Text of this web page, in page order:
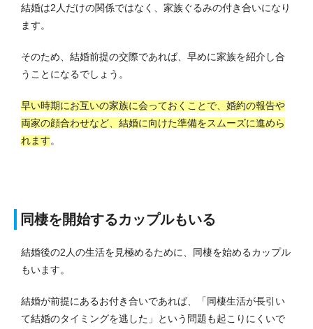
結婚は2人だけの関係ではなく、家族ぐるみの付き合いになり
ます。
そのため、結婚前提の交際であれば、早めに家族を紹介し合
うことになるでしょう。
早い時期にお互いの家族に会っておくことで、婚約の報告や
両家の顔合わせなど、結婚に向けた準備をスムーズに進めら
れます。
同棲を開始するカップルもいる
結婚後の2人の生活を見極めるために、同棲を始めるカップル
もいます。
結婚が前提にあるお付き合いであれば、「同棲生活が長引い
て結婚のタイミングを逃した」という問題も起こりにくいで